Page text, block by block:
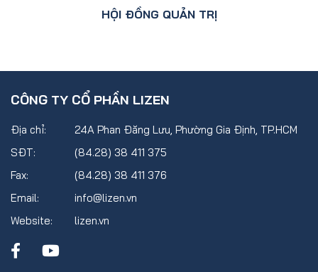
HỘI ĐỒNG QUẢN TRỊ
CÔNG TY CỔ PHẦN LIZEN
Địa chỉ:
24A Phan Đăng Lưu, Phường Gia Định, TP.HCM
SĐT:
(84.28) 38 411 375
Fax:
(84.28) 38 411 376
Email:
info@lizen.vn
Website:
lizen.vn